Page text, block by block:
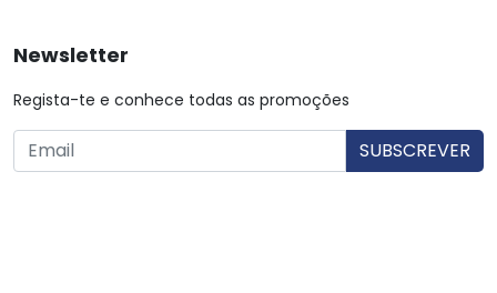
Newsletter
Regista-te e conhece todas as promoções